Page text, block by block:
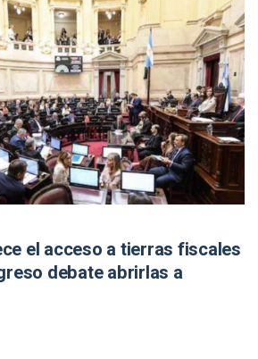
el acceso a tierras fiscales
debate abrirlas a